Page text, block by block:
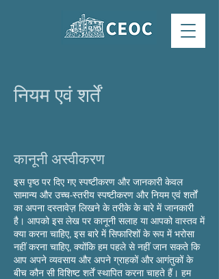
नियम एवं शर्तें
कानूनी अस्वीकरण
इस पृष्ठ पर दिए गए स्पष्टीकरण और जानकारी केवल
सामान्य और उच्च-स्तरीय स्पष्टीकरण और नियम एवं शर्तों
का अपना दस्तावेज़ लिखने के तरीके के बारे में जानकारी
है। आपको इस लेख पर कानूनी सलाह या आपको वास्तव में
क्या करना चाहिए, इस बारे में सिफारिशों के रूप में भरोसा
नहीं करना चाहिए, क्योंकि हम पहले से नहीं जान सकते कि
आप अपने व्यवसाय और अपने ग्राहकों और आगंतुकों के
बीच कौन सी विशिष्ट शर्तें स्थापित करना चाहते हैं। हम